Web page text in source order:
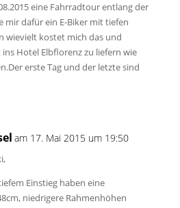
eine Fahrradtour entlang der
mir dafür ein E-Biker mit tiefen
wievielt kostet mich das und
Hotel Elbflorenz zu liefern wie
erste Tag und der letzte sind
am 17. Mai 2015 um 19:50
Einstieg haben eine
niedrigere Rahmenhöhen